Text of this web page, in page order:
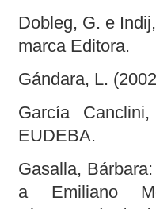
Dobleg, G. e
marca Editora.
Gándara, L.
García
EUDEBA.
Gasalla,
a Emiliano